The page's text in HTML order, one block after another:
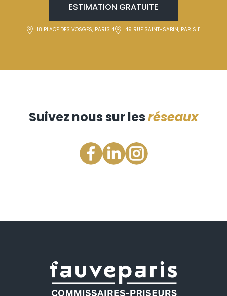
ESTIMATION GRATUITE
18 PLACE DES VOSGES, PARIS 4 49 RUE SAINT-SABIN, PARIS 11
Suivez nous sur lesréseaux